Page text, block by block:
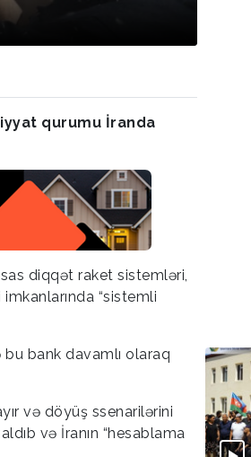
qurumu İranda
diqqət raket sistemləri,
“sistemli
bu bank davamlı olaraq
və döyüş ssenarilərini
və İranın “hesablama